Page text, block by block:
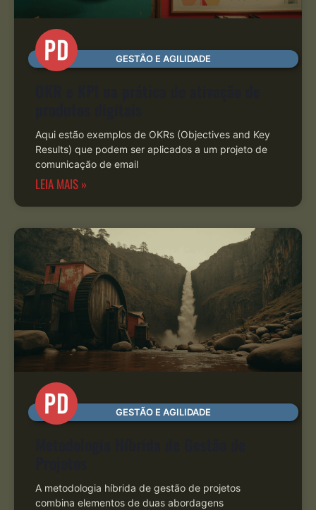
GESTÃO E AGILIDADE
Aqui estão exemplos de OKRs (Objectives and Key
Results) que podem ser aplicados a um projeto de
comunicação de email
LEIA MAIS »
GESTÃO E AGILIDADE
A metodologia híbrida de gestão de projetos
combina elementos de duas abordagens